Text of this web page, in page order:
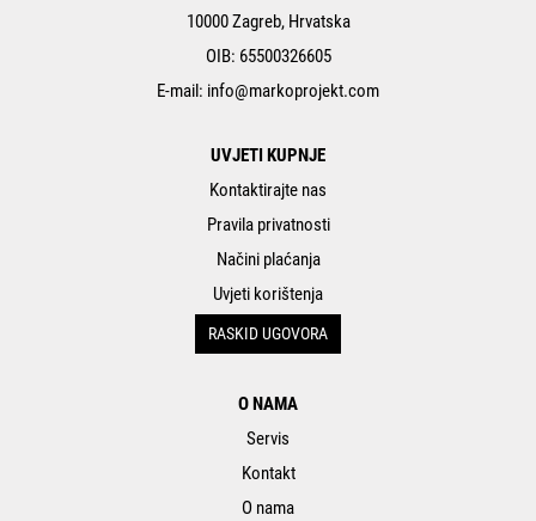
10000 Zagreb, Hrvatska
OIB: 65500326605
E-mail: info@markoprojekt.com
UVJETI KUPNJE
Kontaktirajte nas
Pravila privatnosti
Načini plaćanja
Uvjeti korištenja
RASKID UGOVORA
O NAMA
Servis
Kontakt
O nama